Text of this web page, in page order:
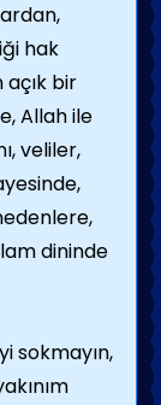
hak
açık bir
Allah ile
veliler,
dininde
sokmayın,